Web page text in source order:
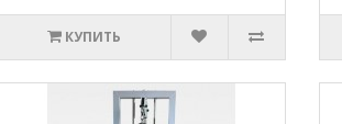
КУПИТЬ